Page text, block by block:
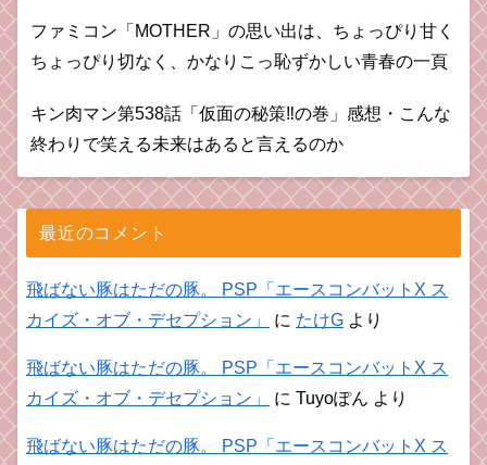
ファミコン「MOTHER」の思い出は、ちょっぴり甘く
ちょっぴり切なく、かなりこっ恥ずかしい青春の一頁
キン肉マン第538話「仮面の秘策‼︎の巻」感想・こんな
終わりで笑える未来はあると言えるのか
最近のコメント
飛ばない豚はただの豚。 PSP「エースコンバットX ス
カイズ・オブ・デセプション」
に たけG より
飛ばない豚はただの豚。 PSP「エースコンバットX ス
カイズ・オブ・デセプション」
に Tuyoぽん より
飛ばない豚はただの豚。 PSP「エースコンバットX ス